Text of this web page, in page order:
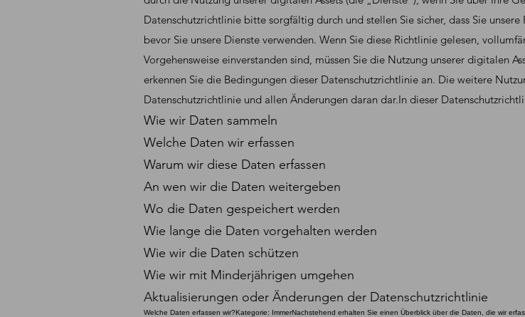
Datenschutzrichtlinie bitte sorgfältig durch und stellen Sie sicher, dass Sie
bevor Sie unsere Dienste verwenden. Wenn Sie diese Richtlinie gelesen,
Vorgehensweise einverstanden sind, müssen Sie die Nutzung unserer digitalen
erkennen Sie die Bedingungen dieser Datenschutzrichtlinie an. Die weitere
Datenschutzrichtlinie und allen Änderungen daran dar.In dieser
Wie wir Daten sammeln
Welche Daten wir erfassen
Warum wir diese Daten erfassen
An wen wir die Daten weitergeben
Wo die Daten gespeichert werden
Wie lange die Daten vorgehalten werden
Wie wir die Daten schützen
Wie wir mit Minderjährigen umgehen
Aktualisierungen oder Änderungen der Datenschutzrichtlinie
Welche Daten erfassen wir?Kategorie: ImmerNachstehend erhalten Sie einen Überblick über die Daten, die wir